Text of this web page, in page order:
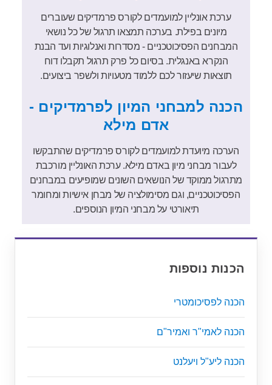
ערכת אונליין למועמדים לקורס פרמדיקים שעוברים
מיונים בפילת. בערכה תמצאו תרגול של כל נושאי
המבחנים הפסיכוטכניים - מסדרות ואנלוגיות ועד הבנת
הנקרא באנגלית. בסיום כל פרק תרגול תקבלו דוח
תוצאות שיעזור לכם ללמוד מטעויות ולשפר ביצועים.
הכנה למבחני המיון לפרמדיקים -
אדם מילא
הערכה מיועדת למועמדים לקורס פרמדיקים שהתבקשו
לעבור מבחני מיון באדם מילא. ערכת האונליין מורכבת
מתרגול ממוקד של הנושאים השונים שמופיעים במבחנים
הפסיכוטכניים, וגם מסימולציה של מבחן אישיות ומחומר
תיאורטי על מבחני המיון הנוספים.
הכנות נוספות
הכנה לפסיכומטרי
הכנה לאמי"ר ואמיר"ם
הכנה ליע"ל ויעלנט